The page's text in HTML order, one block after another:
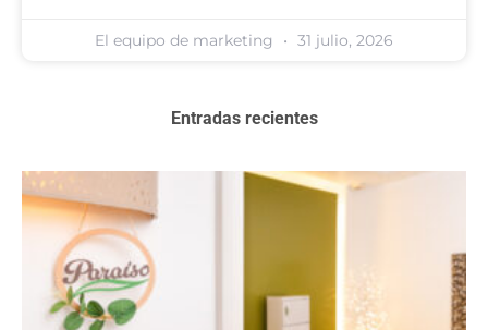
El equipo de marketing 31 julio, 2026
Entradas recientes